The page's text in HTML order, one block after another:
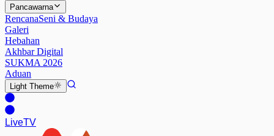
Pancawarna
RencanaSeni & Budaya
Galeri
Hebahan
Akhbar Digital
SUKMA 2026
Aduan
Light Theme
LiveTV